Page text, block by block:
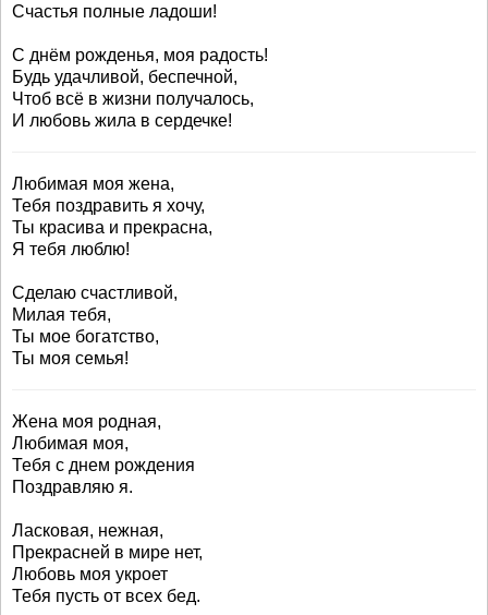
Счастья полные ладоши!
С днём рожденья, моя радость!
Будь удачливой, беспечной,
Чтоб всё в жизни получалось,
И любовь жила в сердечке!
Любимая моя жена,
Тебя поздравить я хочу,
Ты красива и прекрасна,
Я тебя люблю!
Сделаю счастливой,
Милая тебя,
Ты мое богатство,
Ты моя семья!
Жена моя родная,
Любимая моя,
Тебя с днем рождения
Поздравляю я.
Ласковая, нежная,
Прекрасней в мире нет,
Любовь моя укроет
Тебя пусть от всех бед.